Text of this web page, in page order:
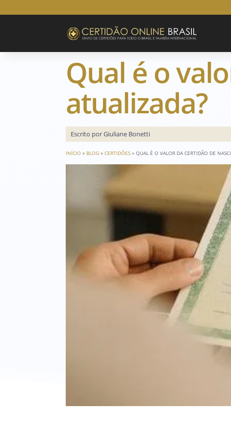
Qual é o
atualizada?
Escrito por Giuliane Bonetti
INÍCIO » BLOG »CERTIDÕES »QUAL É O VALOR DA CERTIDÃO DE